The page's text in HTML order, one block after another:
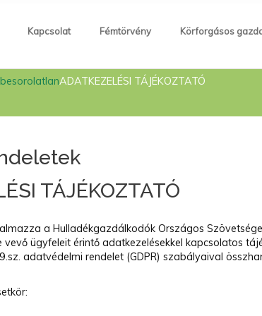
Kapcsolat Fémtörvény Körforgásos
besorolatlanADATKEZELÉSI TÁJÉKOZTATÓ
TÁJÉKOZTATÓ
a Hulladékgazdálkodók Országos
ügyfeleit érintő adatkezelésekkel kapcsolatos
adatvédelmi rendelet (GDPR) szabályaival